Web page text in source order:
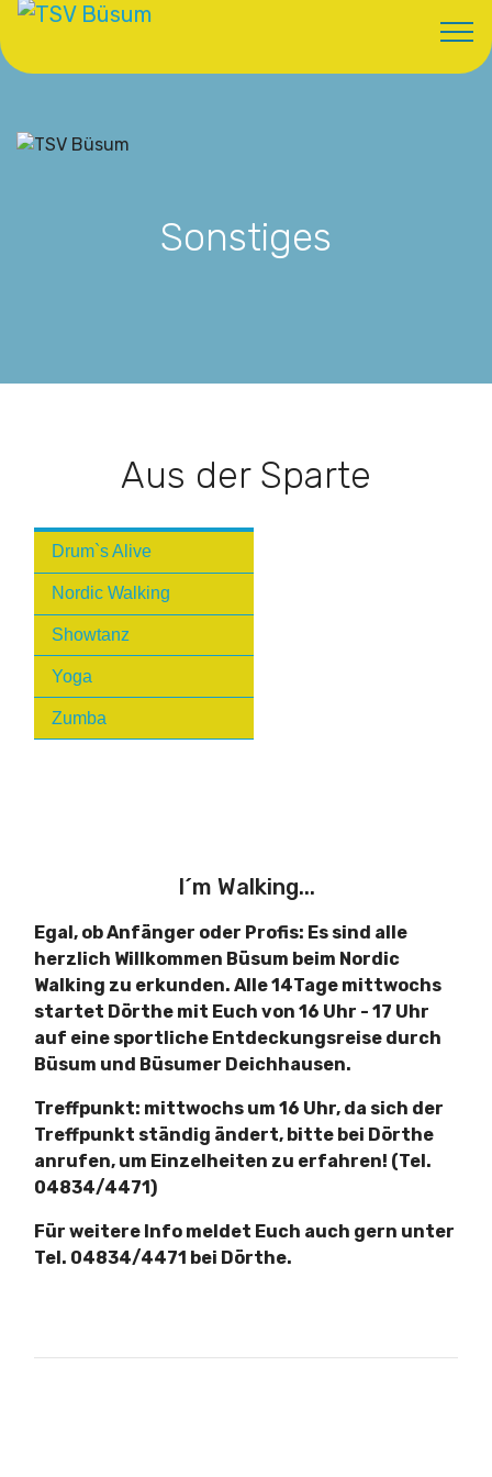
Sonstiges
Aus der Sparte
Drum`s Alive
Nordic Walking
Showtanz
Yoga
Zumba
I´m Walking...
Egal, ob Anfänger oder Profis: Es sind alle
herzlich Willkommen Büsum beim Nordic
Walking zu erkunden. Alle 14Tage mittwochs
startet Dörthe mit Euch von 16 Uhr - 17 Uhr
auf eine sportliche Entdeckungsreise durch
Büsum und Büsumer Deichhausen.
Treffpunkt: mittwochs um 16 Uhr, da sich der
Treffpunkt ständig ändert, bitte bei Dörthe
anrufen, um Einzelheiten zu erfahren! (Tel.
04834/4471)
Für weitere Info meldet Euch auch gern unter
Tel. 04834/4471 bei Dörthe.